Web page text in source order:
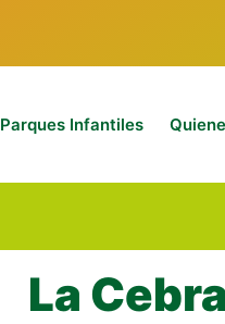
Parques Infantiles
La Cebra